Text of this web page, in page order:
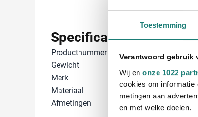
Toestemming
Verantwoord gebruik
Wij en onze 1022
cookies om informatie
metingen aan
en met welke doelen.
Specificaties
Productnummer
Gewicht
Merk
Materiaal
PU
Afmetingen
7 cm x